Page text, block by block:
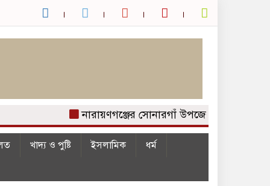
নারায়ণগঞ্জের সোনারগাঁ উপজেলায় বিশেষ
খাদ্য ও পুষ্টি ইসলামিক
ধর্ম